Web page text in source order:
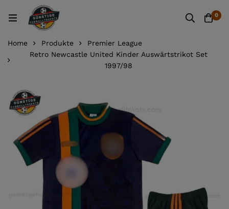
0
Home Produkte
Premier League
Retro Newcastle United Kinder Auswärtstrikot Set
1997/98